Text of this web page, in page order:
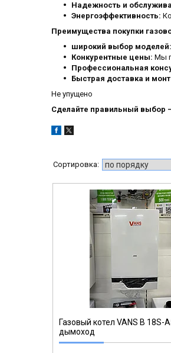
Надежность и
Энергоэффективность: Ко
Преимущества покупки
широкий выбор моделей:
Конкурентные цены: Мы
Профессиональная
Быстрая доставка и
Не упущено
Сделайте правильный выбор
Газовый котел VANS B 18S-
дымоход